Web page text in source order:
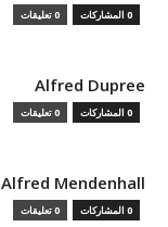
0 المشاركات 0 تعليقات
Alfred Dupree
0 المشاركات 0 تعليقات
Alfred Mendenhall
0 المشاركات 0 تعليقات